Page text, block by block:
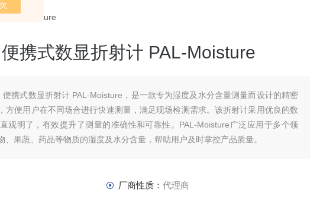
PAL-Moisture
携式数显折射计 PAL-Moisture
便携式数显折射计 PAL-Moisture，是一款专为湿度及水分含量测量而设计的精密
方便用户在不同场合进行快速测量，满足现场检测需求。该折射计采用优良的数
观明了，有效提升了测量的准确性和可靠性。PAL-Moisture广泛应用于多个领
、果蔬、药品等物质的湿度及水分含量，帮助用户及时掌控产品质量。
厂商性质： 代理商